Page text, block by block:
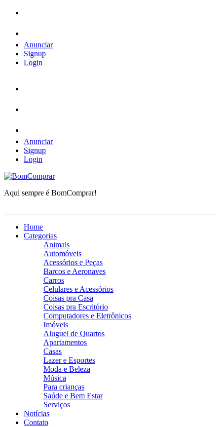
Anunciar
Signup
Login
Anunciar
Signup
Login
BomComprar
Aqui sempre é BomComprar!
Home
Categorias
Animais
Automóveis
Acessórios e Peças
Barcos e Aeronaves
Carros
Celulares e Acessórios
Coisas pra Casa
Coisas pra Escritório
Computadores e Eletrônicos
Imóveis
Aluguel de Quartos
Apartamentos
Casas
Lazer e Esportes
Moda e Beleza
Música
Para crianças
Saúde e Bem Estar
Serviços
Notícias
Contato